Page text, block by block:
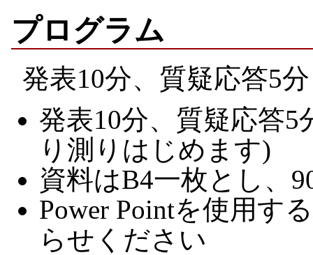
プログラム
発表10分、質疑応答5分
発表10分、質疑応答
り測りはじめます)
資料はB4一枚とし、
Power Pointを使用す
らせください